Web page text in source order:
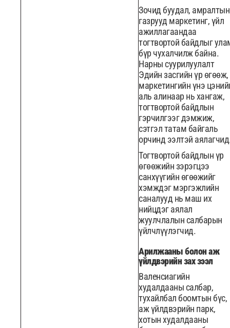
Зочид буудал, амралтын
газрууд маркетинг, үйл
ажиллагаандаа
тогтвортой байдлыг
бүр чухалчилж байна.
Нарны суурилуулалт
Эдийн засгийн үр өгөөж,
маркетингийн үнэ
аль алинаар нь хангаж,
тогтвортой байдлын
гэрчилгээг дэмжиж,
сэтгэл татам байгаль
орчинд ээлтэй
Тогтвортой байдлын үр
өгөөжийн зэрэгцээ
санхүүгийн өгөөжийг
хэмждэг мэргэжлийн
саналууд нь маш их
нийцдэг аялал
жуулчлалын салбарын
үйлчлүүлэгчид.
Арилжааны болон аж
үйлдвэрийн зах зээл
Валенсиагийн
худалдааны салбар,
тухайлбал боомтын бүс,
аж үйлдвэрийн парк,
хотын худалдааны